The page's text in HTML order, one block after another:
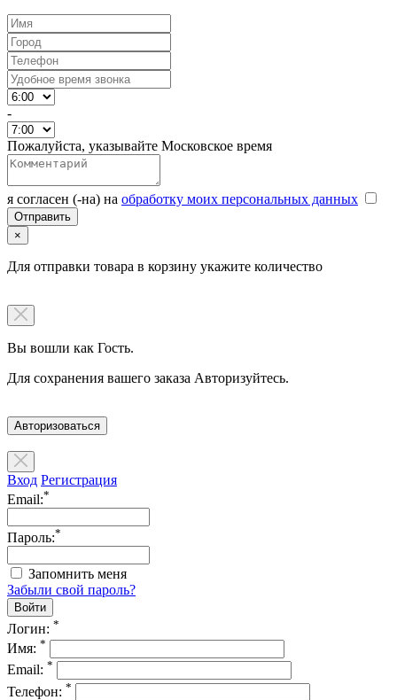
-
Пожалуйста, указывайте Московское время
я согласен (-на) на обработку моих персональных данных
×
Для отправки товара в корзину укажите количество
Вы вошли как Гость.
Для сохранения вашего заказа Авторизуйтесь.
Авторизоваться
Вход Регистрация
Email:*
Пароль:*
Запомнить меня
Забыли свой пароль?
Логин: *
Имя: *
Email: *
Телефон: *